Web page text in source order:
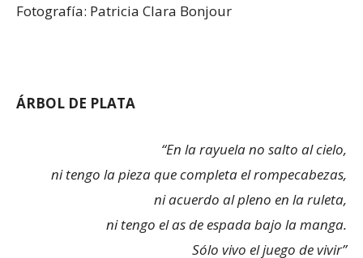
Fotografía: Patricia Clara Bonjour
ÁRBOL DE PLATA
“En la rayuela no salto al cielo,
ni tengo la pieza que completa el rompecabezas,
ni acuerdo al pleno en la ruleta,
ni tengo el as de espada bajo la manga.
Sólo vivo el juego de vivir”